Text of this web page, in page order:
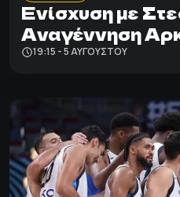
Ενίσχυση με
Αναγέννηση
19:15 - 5 ΑΥΓΟΎΣΤΟΥ